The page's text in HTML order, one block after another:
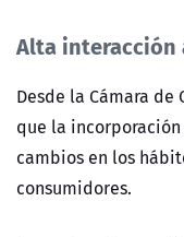
Alta
Desde la Cámara
que la
cambios en los
consumidores.